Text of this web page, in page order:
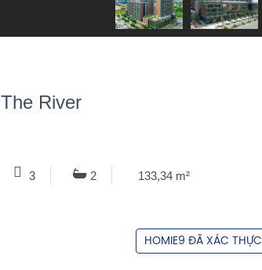
River
3 2 133,34 m²
HOMIE9 ĐÃ XÁC THỰC